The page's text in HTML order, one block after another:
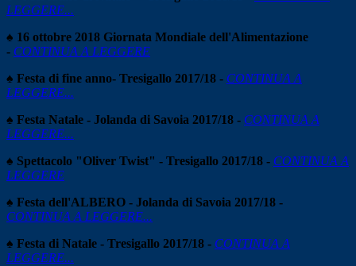
LEGGERE...
♠ 16 ottobre 2018 Giornata Mondiale dell'Alimentazione
- CONTINUA A LEGGERE
♠ Festa di fine anno- Tresigallo 2017/18 - CONTINUA A
LEGGERE...
♠ Festa Natale - Jolanda di Savoia 2017/18 - CONTINUA A
LEGGERE...
♠ Spettacolo "Oliver Twist" - Tresigallo 2017/18 - CONTINUA A
LEGGERE
♠ Festa dell'ALBERO - Jolanda di Savoia 2017/18 -
CONTINUA A LEGGERE...
♠ Festa di Natale - Tresigallo 2017/18 - CONTINUA A
LEGGERE...